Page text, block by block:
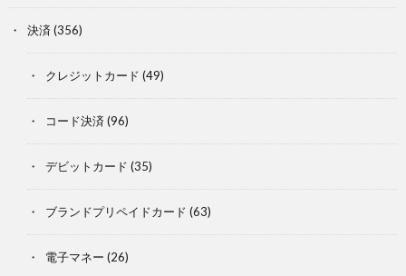
決済 (356)
クレジットカード (49)
コード決済 (96)
デビットカード (35)
ブランドプリペイドカード (63)
電子マネー (26)